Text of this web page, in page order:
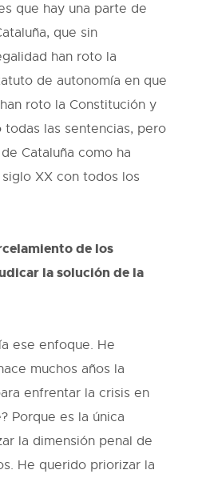
que hay una parte de
que sin
han roto la
de autonomía en que
roto la Constitución y
las sentencias, pero
Cataluña como ha
XX con todos los
de los
la solución de la
ese enfoque. He
muchos años la
enfrentar la crisis en
Porque es la única
la dimensión penal de
He querido priorizar la